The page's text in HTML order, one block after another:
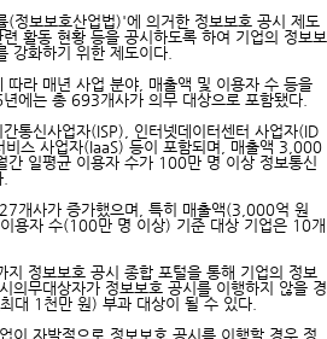
(정보보호산업법)'에 의거한 정보보호 공시 제도
활동 현황 등을 공시하도록 하여 기업의 정보보
강화하기 위한 제도이다.
따라 매년 사업 분야, 매출액 및 이용자 수 등을
에는 총 693개사가 의무 대상으로 포함됐다.
통신사업자(ISP), 인터넷데이터센터 사업자(ID
비스 사업자(IaaS) 등이 포함되며, 매출액 3,000
간 일평균 이용자 수가 100만 명 이상 정보통신
개사가 증가했으며, 특히 매출액(3,000억 원
용자 수(100만 명 이상) 기준 대상 기업은 10개
정보보호 공시 종합 포털을 통해 기업의 정보
의무대상자가 정보보호 공시를 이행하지 않을 경
대 1천만 원) 부과 대상이 될 수 있다.
이 자발적으로 정보보호 공시를 이행할 경우 정